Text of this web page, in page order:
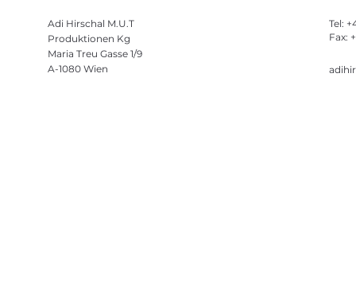
Adi Hirschal M.U.T
Produktionen Kg
Maria Treu Gasse 1/9
A-1080 Wien
Tel:
Fax: